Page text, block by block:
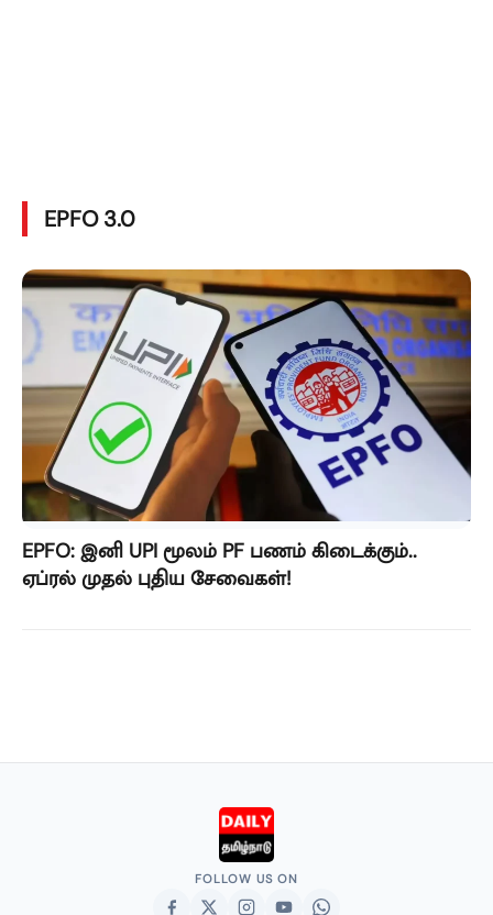
EPFO 3.0
EPFO: இனி UPI மூலம் PF பணம் கிடைக்கும்..
ஏப்ரல் முதல் புதிய சேவைகள்!
FOLLOW US ON